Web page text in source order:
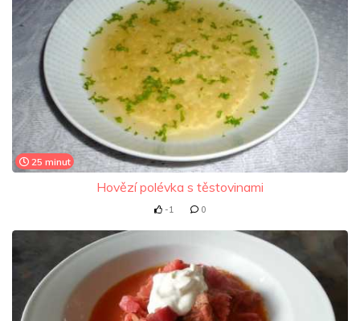
25 minut
Hovězí polévka s těstovinami
-1 0